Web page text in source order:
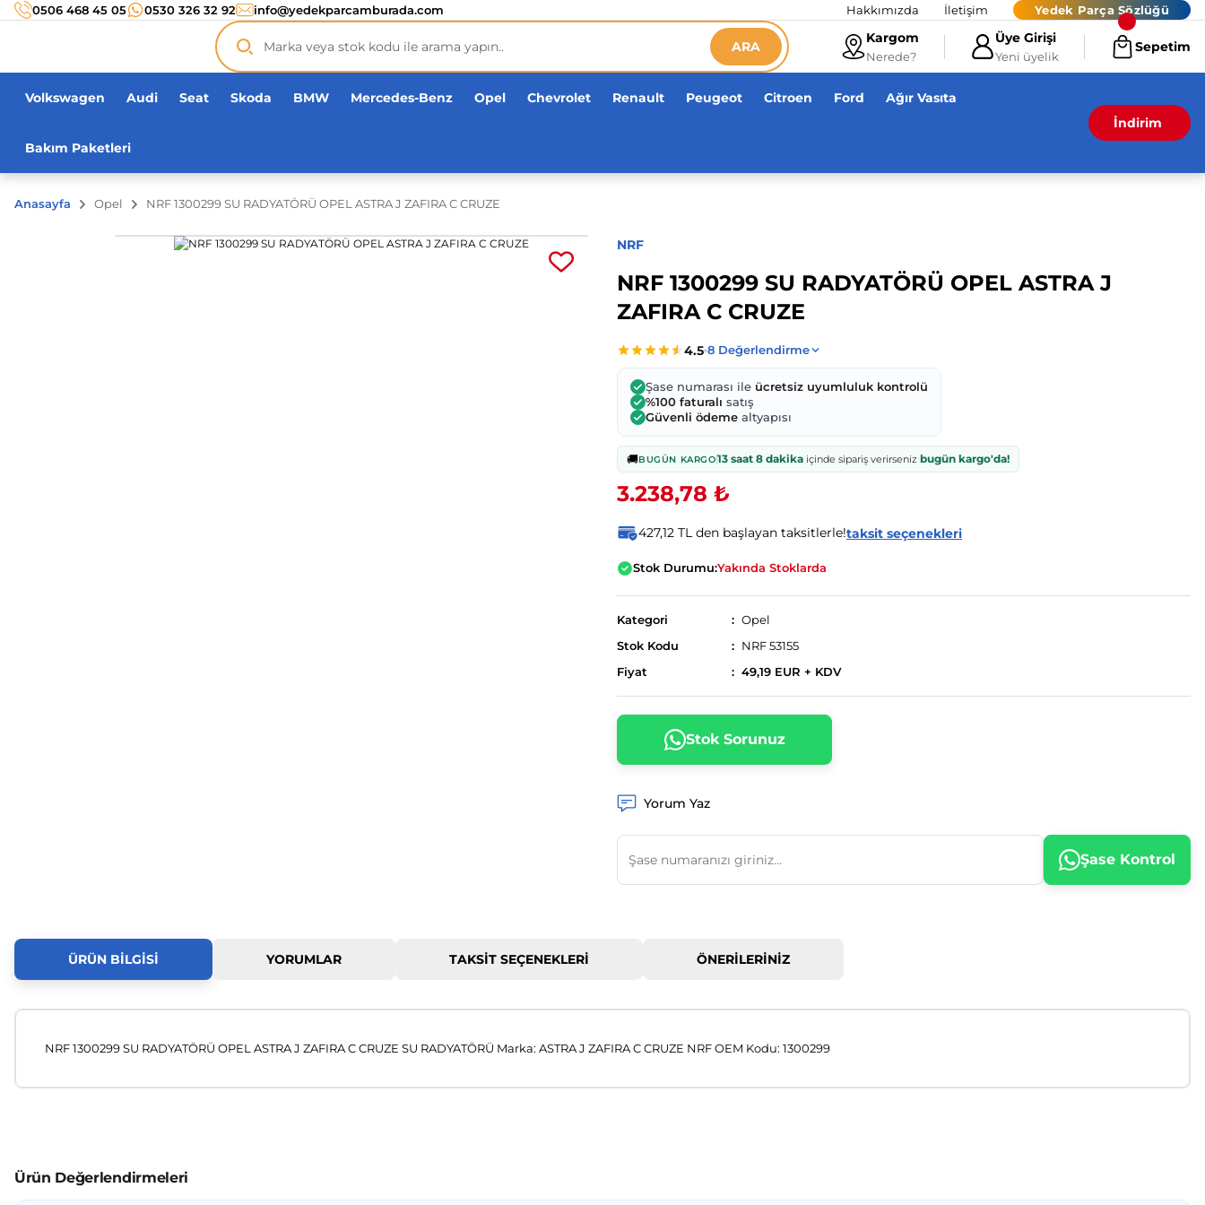
Türkiye’nin her noktasına 3000 TL ve üzerikargo ücretsiz!
Orijinal ürün
Üç yüz yirmi bin ürünadeti!
0506 468 45 05 0530 326 32 92 info@yedekparcamburada.com Hakkımızda İletişim Yedek Parça Sözlüğü
ARA
Kargom
Nerede?
Üye Girişi
Yeni üyelik
Sepetim
Volkswagen Audi Seat Skoda BMW Mercedes-Benz Opel Chevrolet Renault Peugeot Citroen Ford Ağır Vasıta
Bakım Paketleri
İndirim
Anasayfa Opel NRF 1300299 SU RADYATÖRÜ OPEL ASTRA J ZAFIRA C CRUZE
NRF
NRF 1300299 SU RADYATÖRÜ OPEL ASTRA J
ZAFIRA C CRUZE
Şase numarası ile ücretsiz uyumluluk kontrolü
%100 faturalı satış
Güvenli ödeme altyapısı
🚚BUGÜN KARGO13 saat 8 dakikaiçinde sipariş verirseniz bugün kargo'da!
3.238,78 ₺
427,12 TL den başlayan taksitlerle!taksit seçenekleri
Stok Durumu:Yakında Stoklarda
Kategori
Opel
Stok Kodu
NRF 53155
Fiyat
49,19 EUR + KDV
Stok Sorunuz
Yorum Yaz
Şase Kontrol
ÜRÜN BILGISI YORUMLAR TAKSIT SEÇENEKLERI ÖNERILERINIZ
NRF 1300299 SU RADYATÖRÜ OPEL ASTRA J ZAFIRA C CRUZE SU RADYATÖRÜ Marka: ASTRA J ZAFIRA C CRUZE NRF OEM Kodu: 1300299